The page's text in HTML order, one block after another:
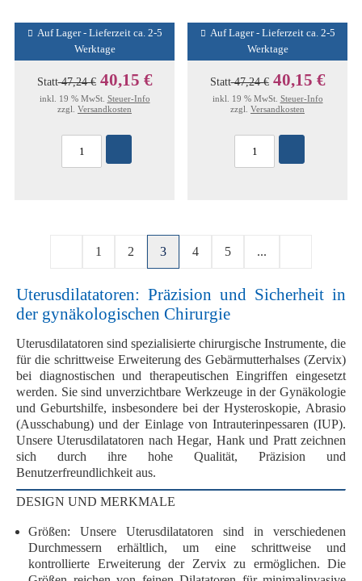
Auf Lager - Lieferzeit ca. 2-5
Werktage
Statt47,24 € 40,15 €
inkl. 19 % MwSt. Steuer-Info
zzgl. Versandkosten
Auf Lager - Lieferzeit ca. 2-5
Werktage
Statt47,24 € 40,15 €
inkl. 19 % MwSt. Steuer-Info
zzgl. Versandkosten
1 2 3 4 5 ...
Uterusdilatatoren: Präzision und Sicherheit in
der gynäkologischen Chirurgie
Uterusdilatatoren sind spezialisierte chirurgische Instrumente, die
für die schrittweise Erweiterung des Gebärmutterhalses (Zervix)
bei diagnostischen und therapeutischen Eingriffen eingesetzt
werden. Sie sind unverzichtbare Werkzeuge in der Gynäkologie
und Geburtshilfe, insbesondere bei der Hysteroskopie, Abrasio
(Ausschabung) und der Einlage von Intrauterinpessaren (IUP).
Unsere Uterusdilatatoren nachHegar, Hankund Prattzeichnen
sich durch ihre hohe Qualität, Präzision und
Benutzerfreundlichkeit aus.
DESIGN UND MERKMALE
Größen: Unsere Uterusdilatatoren sind in verschiedenen
Durchmessern erhältlich, um eine schrittweise und
kontrollierte Erweiterung der Zervix zu ermöglichen. Die